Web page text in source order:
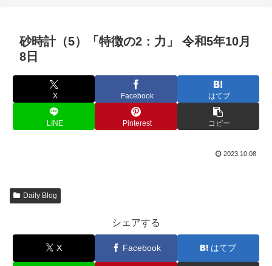
砂時計（5）「特徴の2：力」 令和5年10月
8日
X Facebook はてブ
LINE Pinterest コピー
2023.10.08
Daily Blog
シェアする
X Facebook はてブ